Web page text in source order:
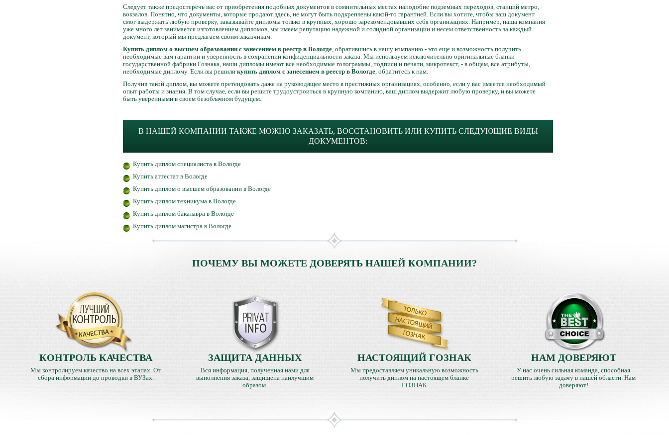
Следует также предостеречь вас от приобретения подобных документов в сомнительных местах наподобие подземных переходов, станций метро,
вокзалов. Понятно, что документы, которые продают здесь, не могут быть подкреплены какой-то гарантией. Если вы хотите, чтобы ваш документ
смог выдержать любую проверку, заказывайте дипломы только в крупных, хорошо зарекомендовавших себя организациях. Например, наша компания
уже много лет занимается изготовлением дипломов, мы имеем репутацию надежной и солидной организации и несем ответственность за каждый
документ, который мы предлагаем своим заказчикам.
Купить диплом о высшем образовании с занесением в реестр в Вологде , обратившись в нашу компанию - это еще и возможность получить
необходимые вам гарантии и уверенность в сохранении конфиденциальности заказа. Мы используем исключительно оригинальные бланки
государственной фабрики Гознака, наши дипломы имеют все необходимые голограммы, подписи и печати, микротекст, - в общем, все атрибуты,
необходимые диплому. Если вы решили купить диплом с занесением в реестр в Вологде , обратитесь к нам.
Получив такой диплом, вы можете претендовать даже на руководящее место в престижных организациях, особенно, если у вас имеется необходимый
опыт работы и знания. В том случае, если вы решите трудоустроиться в крупную компанию, ваш диплом выдержит любую проверку, и вы можете
быть уверенными в своем безоблачном будущем.
В НАШЕЙ КОМПАНИИ ТАКЖЕ МОЖНО ЗАКАЗАТЬ, ВОССТАНОВИТЬ ИЛИ КУПИТЬ СЛЕДУЮЩИЕ ВИДЫ
ДОКУМЕНТОВ:
Купить диплом специалиста в Вологде
Купить аттестат в Вологде
Купить диплом о высшем образовании в Вологде
Купить диплом техникума в Вологде
Купить диплом бакалавра в Вологде
Купить диплом магистра в Вологде
ПОЧЕМУ ВЫ МОЖЕТЕ ДОВЕРЯТЬ НАШЕЙ КОМПАНИИ?
КОНТРОЛЬ КАЧЕСТВА
Мы контролируем качество на всех этапах. От
сбора информации до проводки в ВУЗах.
ЗАЩИТА ДАННЫХ
Вся информация, полученная нами для
выполнения заказа, защищена наилучшим
образом.
НАСТОЯЩИЙ ГОЗНАК
Мы предоставляем уникальную возможность
получить диплом на настоящем бланке
ГОЗНАК
НАМ ДОВЕРЯЮТ
У нас очень сильная команда, способная
решить любую задачу в нашей области. Нам
доверяют!